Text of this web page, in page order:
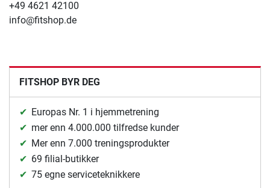
+49 4621 42100
info@fitshop.de
FITSHOP BYR DEG
Europas Nr. 1 i hjemmetrening
mer enn 4.000.000 tilfredse kunder
Mer enn 7.000 treningsprodukter
69 filial-butikker
75 egne serviceteknikkere